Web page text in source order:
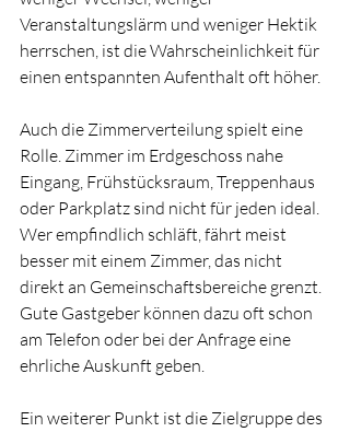
Veranstaltungslärm und weniger Hektik
herrschen, ist die Wahrscheinlichkeit für
einen entspannten Aufenthalt oft höher.
Auch die Zimmerverteilung spielt eine
Rolle. Zimmer im Erdgeschoss nahe
Eingang, Frühstücksraum, Treppenhaus
oder Parkplatz sind nicht für jeden ideal.
Wer empfindlich schläft, fährt meist
besser mit einem Zimmer, das nicht
direkt an Gemeinschaftsbereiche grenzt.
Gute Gastgeber können dazu oft schon
am Telefon oder bei der Anfrage eine
ehrliche Auskunft geben.
Ein weiterer Punkt ist die Zielgruppe des